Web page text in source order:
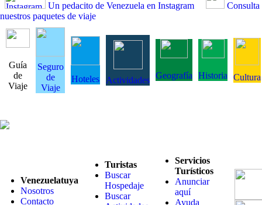
Un pedacito de Venezuela en Instagram
Consulta
nuestros paquetes de viaje
Guía
de
Viaje
Seguro
de
Viaje
Hoteles Actividades Geografía Historia Cultura
Venezuelatuya
Nosotros
Contacto
Turistas
Buscar
Hospedaje
Buscar
Servicios
Turísticos
Anunciar
aquí
Ayuda